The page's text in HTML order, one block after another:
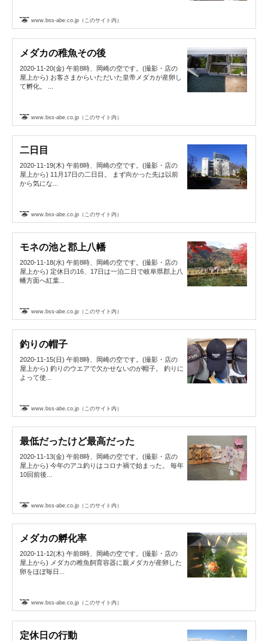
www.bss-abe.co.jp（このサイト内）
メダカの稚魚その後
2020-11-20(金) 午前8時、岡崎の空です。(撮影・店の
屋上から) お客さまからいただいた皇帝メダカが産卵し
て孵化。 ...
www.bss-abe.co.jp（このサイト内）
二日目
2020-11-19(木) 午前8時、岡崎の空です。(撮影・店の
屋上から) 11月17日の二日目。 まず向かった先は以前
から気にな...
www.bss-abe.co.jp（このサイト内）
モネの池と郡上八幡
2020-11-18(水) 午前8時、岡崎の空です。(撮影・店の
屋上から) 定休日の16、17日は一泊二日で岐阜県郡上八
幡方面へ紅葉...
www.bss-abe.co.jp（このサイト内）
釣りの帽子
2020-11-15(日) 午前8時、岡崎の空です。(撮影・店の
屋上から) 釣りのウエアで欠かせないのが帽子。 釣りに
よって使...
www.bss-abe.co.jp（このサイト内）
最低だったけど最高だった
2020-11-13(金) 午前8時、岡崎の空です。(撮影・店の
屋上から) 今年のアユ釣りはコロナ禍で始まった。 毎年
10回前後...
www.bss-abe.co.jp（このサイト内）
メダカの孵化率
2020-11-12(木) 午前8時、岡崎の空です。(撮影・店の
屋上から) メダカの稚魚飼育容器に親メダカが産卵した
卵をほぼ毎日...
www.bss-abe.co.jp（このサイト内）
定休日の行動